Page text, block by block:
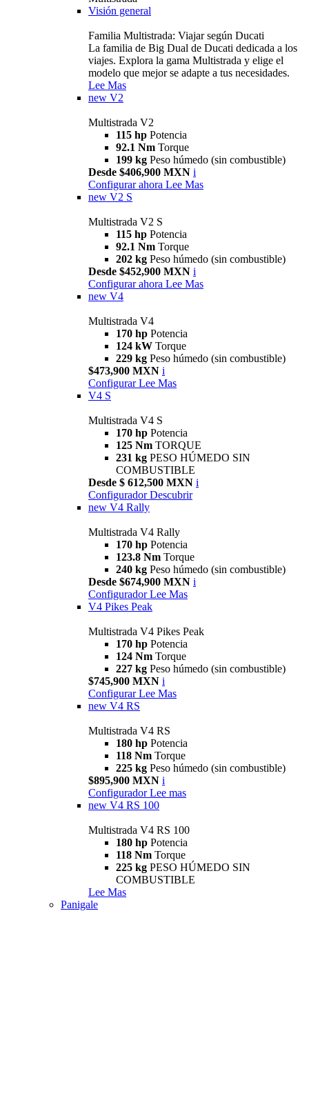
Visión general
Familia Multistrada: Viajar según Ducati
La familia de Big Dual de Ducati dedicada a los
viajes. Explora la gama Multistrada y elige el
modelo que mejor se adapte a tus necesidades.
Lee Mas
new V2
Multistrada V2
115 hp Potencia
92.1 Nm Torque
199 kg Peso húmedo (sin combustible)
Desde $406,900 MXN i
Configurar ahora Lee Mas
new V2 S
Multistrada V2 S
115 hp Potencia
92.1 Nm Torque
202 kg Peso húmedo (sin combustible)
Desde $452,900 MXN i
Configurar ahora Lee Mas
new V4
Multistrada V4
170 hp Potencia
124 kW Torque
229 kg Peso húmedo (sin combustible)
$473,900 MXN i
Configurar Lee Mas
V4 S
Multistrada V4 S
170 hp Potencia
125 Nm TORQUE
231 kg PESO HÚMEDO SIN
COMBUSTIBLE
Desde $ 612,500 MXN i
Configurador Descubrir
new V4 Rally
Multistrada V4 Rally
170 hp Potencia
123.8 Nm Torque
240 kg Peso húmedo (sin combustible)
Desde $674,900 MXN i
Configurador Lee Mas
V4 Pikes Peak
Multistrada V4 Pikes Peak
170 hp Potencia
124 Nm Torque
227 kg Peso húmedo (sin combustible)
$745,900 MXN i
Configurar Lee Mas
new V4 RS
Multistrada V4 RS
180 hp Potencia
118 Nm Torque
225 kg Peso húmedo (sin combustible)
$895,900 MXN i
Configurador Lee mas
new V4 RS 100
Multistrada V4 RS 100
180 hp Potencia
118 Nm Torque
225 kg PESO HÚMEDO SIN
COMBUSTIBLE
Lee Mas
Panigale